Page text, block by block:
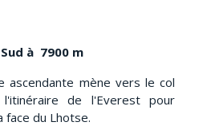
à 7900 m
ascendante mène vers le col
de l'Everest pour
face du Lhotse.